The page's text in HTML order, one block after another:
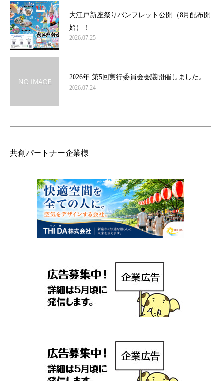
大江戸新座祭りパンフレット公開（8月配布開
始）！
2026.07.25
2026年 第5回実行委員会会議開催しました。
2026.07.24
共創パートナー企業様